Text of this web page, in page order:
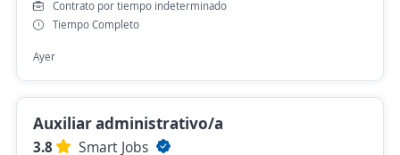
Contrato por tiempo indeterminado
Tiempo Completo
Ayer
Auxiliar administrativo/a
3.8
Smart Jobs